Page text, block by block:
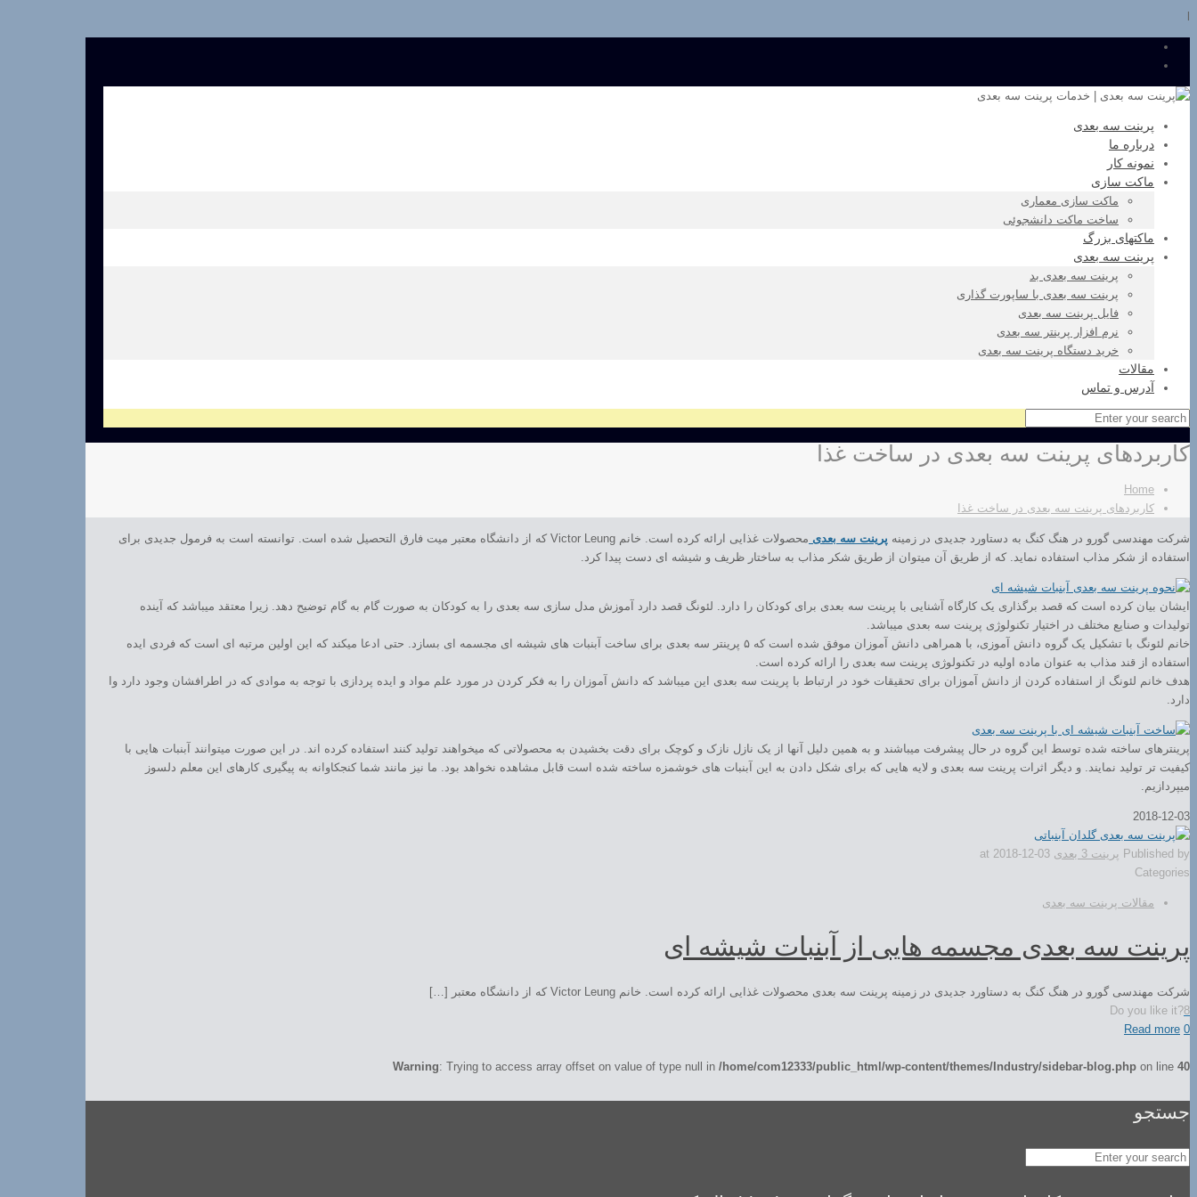
پرینت سه بعدی
درباره ما
نمونه کار
ماکت سازی
ماکت سازی معماری
ساخت ماکت دانشجوئی
ماکتهای بزرگ
پرینت سه بعدی
پرینت سه بعدی بد
پرینت سه بعدی با ساپورت گذاری
فایل پرینت سه بعدی
نرم افزار پرینتر سه بعدی
خرید دستگاه پرینت سه بعدی
مقالات
آدرس و تماس
کاربردهای پرینت سه بعدی در ساخت غذا
Home
کاربردهای پرینت سه بعدی در ساخت غذا
شرکت مهندسی گورو در هنگ کنگ به دستاورد جدیدی در زمینه پرینت سه بعدی
محصولات غذایی ارائه کرده است. خانم Victor Leung که از دانشگاه معتبر میت فارق التحصیل شده است. توانسته است به فرمول جدیدی برای
استفاده از شکر مذاب استفاده نماید. که از طریق آن میتوان از طریق شکر مذاب به ساختار ظریف و شیشه ای دست پیدا کرد.
ایشان بیان کرده است که قصد برگذاری یک کارگاه آشنایی با پرینت سه بعدی برای کودکان را دارد. لئونگ قصد دارد آموزش مدل سازی سه بعدی را به کودکان به صورت گام به گام توضیح دهد. زیرا معتقد میباشد که آینده
تولیدات و صنایع مختلف در اختیار تکنولوژی پرینت سه بعدی میباشد.
خانم لئونگ با تشکیل یک گروه دانش آموزی، با همراهی دانش آموزان موفق شده است که ۵ پرینتر سه بعدی برای ساخت آبنبات های شیشه ای مجسمه ای بسازد. حتی ادعا میکند که این اولین مرتبه ای است که فردی ایده
استفاده از قند مذاب به عنوان ماده اولیه در تکنولوژی پرینت سه بعدی را ارائه کرده است.
هدف خانم لئونگ از استفاده کردن از دانش آموزان برای تحقیقات خود در ارتباط با پرینت سه بعدی این میباشد که دانش آموزان را به فکر کردن در مورد علم مواد و ایده پردازی با توجه به موادی که در اطرافشان وجود دارد وا
دارد.
پرینترهای ساخته شده توسط این گروه در حال پیشرفت میباشند و به همین دلیل آنها از یک نازل نازک و کوچک برای دقت بخشیدن به محصولاتی که میخواهند تولید کنند استفاده کرده اند. در این صورت میتوانند آبنبات هایی با
کیفیت تر تولید نمایند. و دیگر اثرات پرینت سه بعدی و لایه هایی که برای شکل دادن به این آبنبات های خوشمزه ساخته شده است قابل مشاهده نخواهد بود. ما نیز مانند شما کنجکاوانه به پیگیری کارهای این معلم دلسوز
میپردازیم.
2018-12-03
Published by پرینت 3 بعدی at 2018-12-03
Categories
مقالات پرینت سه بعدی
پرینت سه بعدی مجسمه هایی از آبنبات شیشه ای
شرکت مهندسی گورو در هنگ کنگ به دستاورد جدیدی در زمینه پرینت سه بعدی محصولات غذایی ارائه کرده است. خانم Victor Leung که از دانشگاه معتبر […]
Do you like it?8
0
Read more
Warning: Trying to access array offset on value of type null in /home/com12333/public_html/wp-content/themes/Industry/sidebar-blog.php on line 40
جستجو